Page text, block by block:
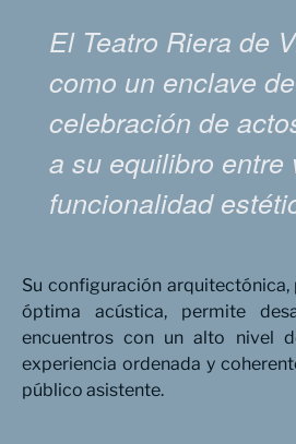
El Teatro Riera de
como un enclave
celebración de
a su equilibro
funcionalidad
Su configuración arquitectónica,
óptima acústica, permite
encuentros con un alto nivel
experiencia ordenada y
público asistente.